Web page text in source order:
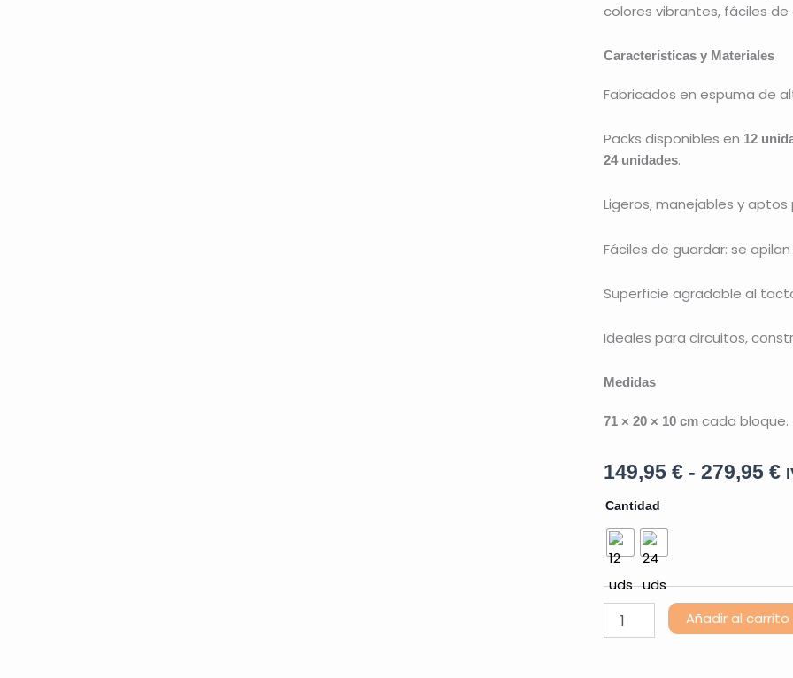
colores vibrantes, fáciles de
Características y Materiales
Fabricados en espuma de
Packs disponibles en 12
24 unidades.
Ligeros, manejables y
Fáciles de guardar: se
Superficie agradable al
Ideales para circuitos,
Medidas
71 × 20 × 10 cm cada bloque.
149,95 € - 279,95 €
Cantidad
Bloques
Goma
Espuma
cantidad
Añadir al carrito